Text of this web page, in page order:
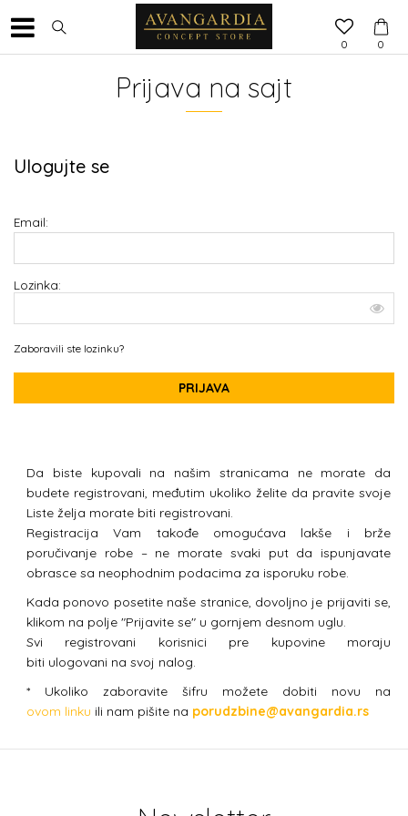
0
0
Prijava na sajt
Ulogujte se
Email:
Lozinka:
Zaboravili ste lozinku?
PRIJAVA
Da biste kupovali na našim stranicama ne morate da
budete registrovani, međutim ukoliko želite da pravite svoje
Liste želja morate biti registrovani.
Registracija Vam takođe omogućava lakše i brže
poručivanje robe – ne morate svaki put da ispunjavate
obrasce sa neophodnim podacima za isporuku robe.
Kada ponovo posetite naše stranice, dovoljno je prijaviti se,
klikom na polje "Prijavite se" u gornjem desnom uglu.
Svi registrovani korisnici pre kupovine moraju
biti ulogovani na svoj nalog.
* Ukoliko zaboravite šifru možete dobiti novu na
ovom linku ili nam pišite na porudzbine@avangardia.rs